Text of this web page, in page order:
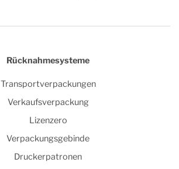
Rücknahmesysteme
Transportverpackungen
Verkaufsverpackung
Lizenzero
Verpackungsgebinde
Druckerpatronen